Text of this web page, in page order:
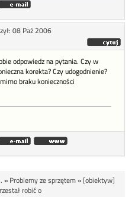
08 Paź 2006
odpowiedz na pytania. Czy w
korekta? Czy udogodnienie?
braku konieczności
» Problemy ze sprzętem» [obiektyw]
robić o